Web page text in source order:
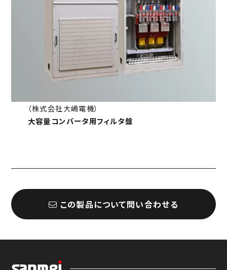
（株式会社大嶋電機）
大容量コンバータ用フィルタ盤
この製品について問い合わせる